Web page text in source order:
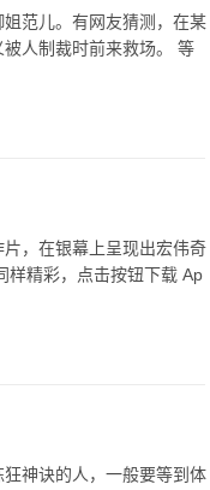
范儿。有网友猜测，在某
人制裁时前来救场。 等
，在银幕上呈现出宏伟奇
样精彩，点击按钮下载 Ap
神诀的人，一般要等到体